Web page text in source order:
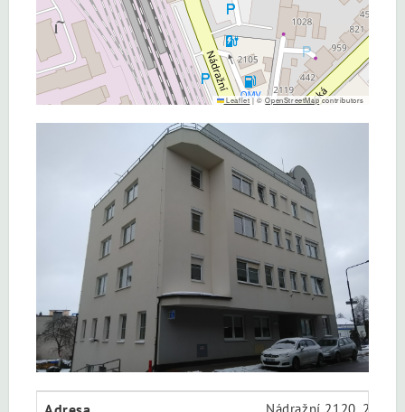
Leaflet |©OpenStreetMapcontributors